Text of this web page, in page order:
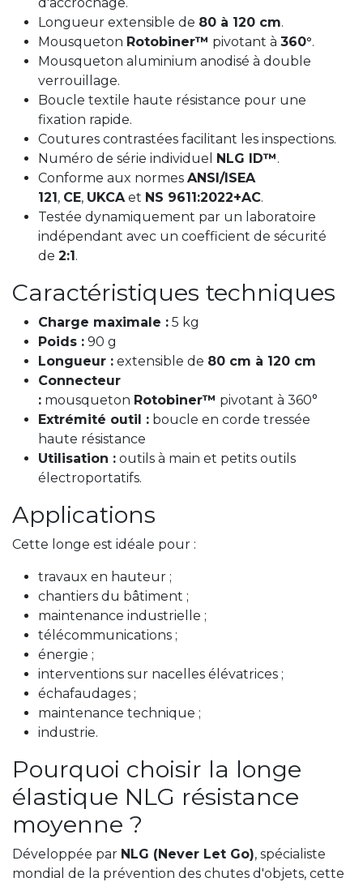
Longueur extensible de 80 à 120 cm.
Mousqueton Rotobiner™ pivotant à 360°.
Mousqueton aluminium anodisé à double
verrouillage.
Boucle textile haute résistance pour une
fixation rapide.
Coutures contrastées facilitant les inspections.
Numéro de série individuel NLG ID™.
Conforme aux normes ANSI/ISEA
121, CE, UKCAet NS 9611:2022+AC.
Testée dynamiquement par un laboratoire
indépendant avec un coefficient de sécurité
de 2:1.
Caractéristiques techniques
Charge maximale : 5 kg
Poids : 90 g
Longueur : extensible de 80 cm à 120 cm
Connecteur
: mousqueton Rotobiner™ pivotant à 360°
Extrémité outil : boucle en corde tressée
haute résistance
Utilisation : outils à main et petits outils
électroportatifs.
Applications
Cette longe est idéale pour :
travaux en hauteur ;
chantiers du bâtiment ;
maintenance industrielle ;
télécommunications ;
énergie ;
interventions sur nacelles élévatrices ;
échafaudages ;
maintenance technique ;
industrie.
Pourquoi choisir la longe
élastique NLG résistance
moyenne ?
Développée par NLG (Never Let Go), spécialiste
mondial de la prévention des chutes d'objets, cette